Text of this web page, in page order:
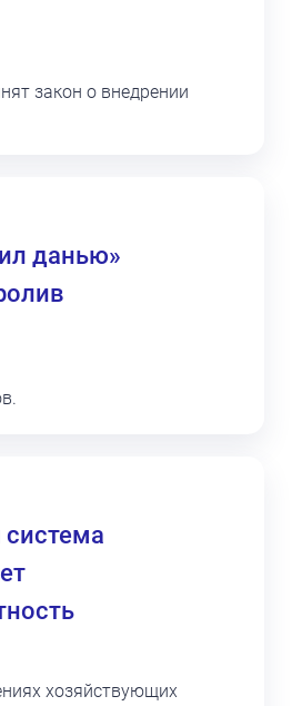
закон о внедрении
данью»
хозяйствующих